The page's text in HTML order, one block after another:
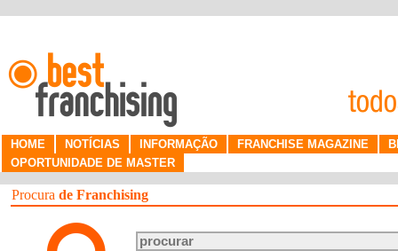
HOME NOTÍCIAS INFORMAÇÃO FRANCHISE MAGAZINE
OPORTUNIDADE DE MASTER
Procura de Franchising